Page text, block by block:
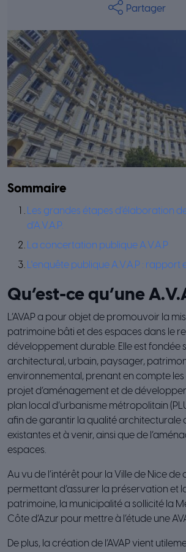
Partager
Sommaire
Les grandes étapes d’élaboration
d’A.V.A.P.
La concertation publique A.V.A.P
L'enquête publique A.V.A.P : rapport
Qu’est-ce qu’une
L’AVAP a pour objet de promouvoir la
patrimoine bâti et des espaces dans le
développement durable. Elle est fondée
architectural, urbain, paysager,
environnemental, prenant en compte
projet d’aménagement et de
plan local d’urbanisme métropolitain
afin de garantir la qualité architecturale
existantes et à venir, ainsi que de
espaces.
Au vu de l’intérêt pour la Ville de Nice de
permettant d’assurer la préservation et
patrimoine, la municipalité a sollicité la
Côte d’Azur pour mettre à l’étude une
De plus, la création de l’AVAP vient